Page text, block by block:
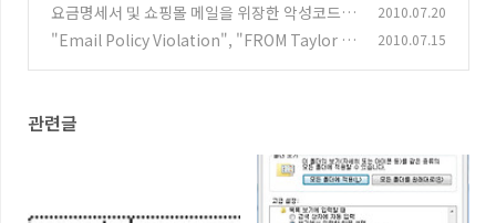
요금명세서 및 쇼핑몰 메일을 위장한 악성코드
유포 메일 (0)
2010.07.20
"Email Policy Violation", "FROM Taylor W
2010.07.15
관련글